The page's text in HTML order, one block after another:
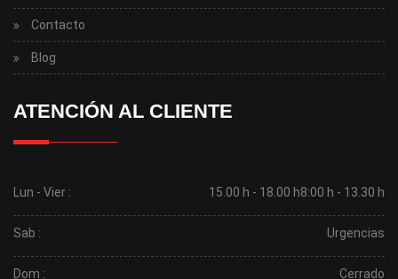
Contacto
Blog
ATENCIÓN AL CLIENTE
Lun - Vier : 8:00 h - 13.30 h
15.00 h - 18.00 h
Sab : Urgencias
Dom : Cerrado